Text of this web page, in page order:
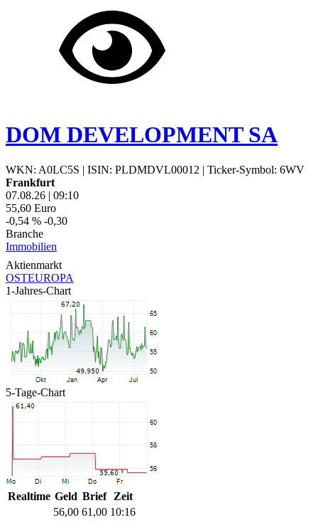
DOM DEVELOPMENT SA
WKN: A0LC5S | ISIN: PLDMDVL00012 | Ticker-Symbol: 6WV
Frankfurt
07.08.26 | 09:10
55,60 Euro
-0,54 % -0,30
Branche
Immobilien
Aktienmarkt
OSTEUROPA
1-Jahres-Chart
5-Tage-Chart
Realtime Geld Brief
Zeit
56,00 61,00 10:16